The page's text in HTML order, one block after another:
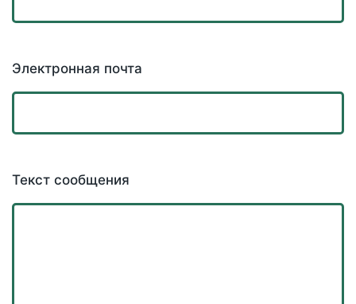
Электронная почта
Текст сообщения